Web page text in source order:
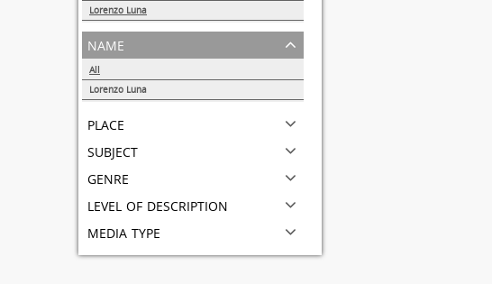
Lorenzo Luna
1
name
All
Lorenzo Luna
place
subject
genre
level of description
media type